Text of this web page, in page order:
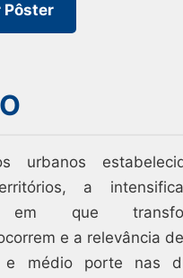
urbanos
a
em que
e a relevância
e médio porte nas